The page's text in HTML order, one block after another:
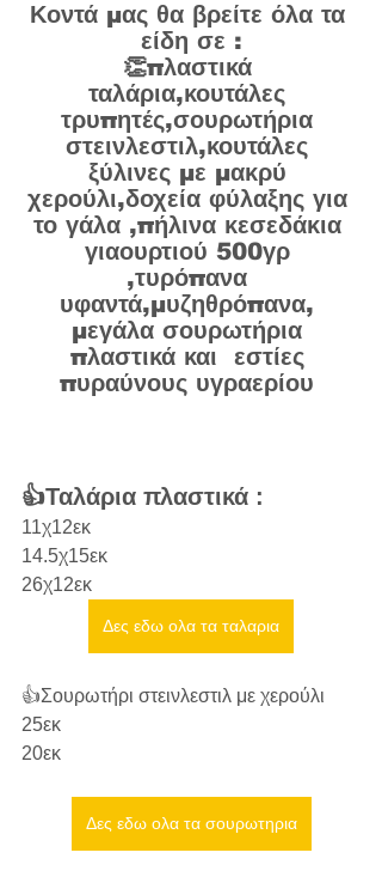
Κοντά μας θα βρείτε όλα τα
είδη σε :
👏πλαστικά
ταλάρια,κουτάλες
τρυπητές,σουρωτήρια
στεινλεστιλ,κουτάλες
ξύλινες με μακρύ
χερούλι,δοχεία φύλαξης για
το γάλα ,πήλινα κεσεδάκια
γιαουρτιού 500γρ
,τυρόπανα
υφαντά,μυζηθρόπανα,
μεγάλα σουρωτήρια
πλαστικά και  εστίες
πυραύνους υγραερίου
👍Ταλάρια πλαστικά :
11χ12εκ
14.5χ15εκ
26χ12εκ
Δες εδω ολα τα ταλαρια
👍Σουρωτήρι στεινλεστιλ με χερούλι
25εκ
20εκ
Δες εδω ολα τα σουρωτηρια